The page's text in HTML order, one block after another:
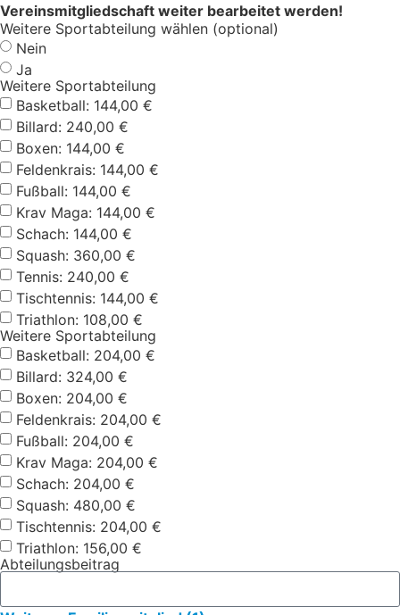
Vereinsmitgliedschaft weiter bearbeitet werden!
Weitere Sportabteilung wählen (optional)
Nein
Ja
Weitere Sportabteilung
Basketball: 144,00 €
Billard: 240,00 €
Boxen: 144,00 €
Feldenkrais: 144,00 €
Fußball: 144,00 €
Krav Maga: 144,00 €
Schach: 144,00 €
Squash: 360,00 €
Tennis: 240,00 €
Tischtennis: 144,00 €
Triathlon: 108,00 €
Weitere Sportabteilung
Basketball: 204,00 €
Billard: 324,00 €
Boxen: 204,00 €
Feldenkrais: 204,00 €
Fußball: 204,00 €
Krav Maga: 204,00 €
Schach: 204,00 €
Squash: 480,00 €
Tischtennis: 204,00 €
Triathlon: 156,00 €
Abteilungsbeitrag